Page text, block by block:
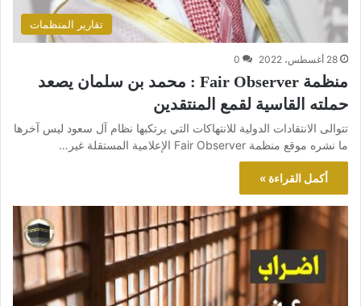
تقارير المنظمات
28 أغسطس، 2022 0
منظمة Fair Observer : محمد بن سلمان يصعد
حملته القاسية لقمع المنتقدين
تتوالى الانتقادات الدولية للانتهاكات التي يرتكبها نظام آل سعود ليس آخرها
ما نشره موقع منظمة Fair Observer الإعلامية المستقلة غير…
أكمل القراءة »